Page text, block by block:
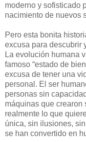
moderno y sofisticado
nacimiento de nuevos
Pero esta bonita
excusa para descubrir
La evolución humana
famoso “estado de
excusa de tener una
personal. El ser
personas sin
máquinas que crearon
realmente lo que
única, sin ilusiones,
se han convertido en